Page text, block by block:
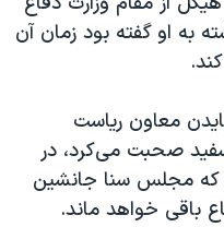
به او گفته بود زمان آن
معاون ریاست
صحبت می‌کرد، در
که مجلس سنا جانشین
باقی خواهد ماند.